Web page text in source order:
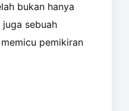
bukan hanya
sebuah
pemikiran